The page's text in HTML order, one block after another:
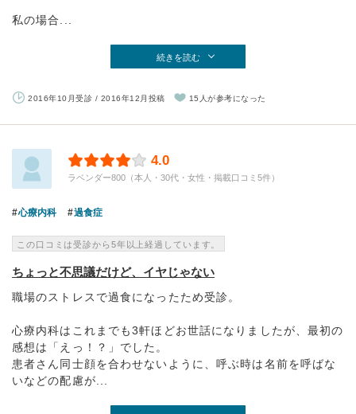
私の場合...
続きを読む
2016年10月受診 / 2016年12月投稿 15人が参考になった
4.0
ラベンダー800（本人・30代・女性・掲載口コミ5件）
心療内科 過食症
この口コミは受診から5年以上経過しています。
ちょっと不思議だけど、イヤじゃない
職場のストレスで過食になったため受診。
心療内科はこれまでも3軒ほどお世話になりましたが、最初の
感想は「えっ！？」でした。
患者さん同士顔を合わせないように、呼ぶ時は名前を呼ばな
いなどの配慮が...